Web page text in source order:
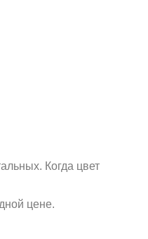
Когда цвет
цене.